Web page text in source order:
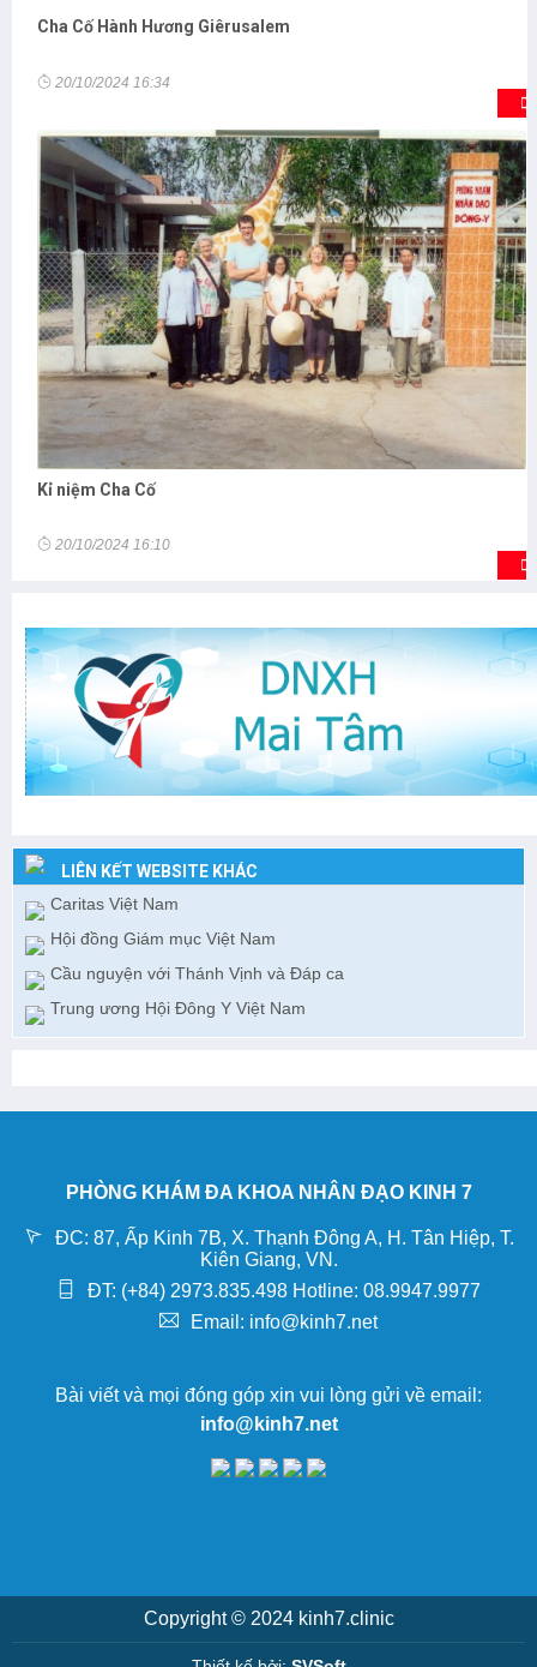
Cha Cố Hành Hương Giêrusalem
20/10/2024 16:34
Kỉ niệm Cha Cố
20/10/2024 16:10
LIÊN KẾT WEBSITE KHÁC
Caritas Việt Nam
Hội đồng Giám mục Việt Nam
Cầu nguyện với Thánh Vịnh và Đáp ca
Trung ương Hội Đông Y Việt Nam
PHÒNG KHÁM ĐA KHOA NHÂN ĐẠO KINH 7
ĐC: 87, Ấp Kinh 7B, X. Thạnh Đông A, H. Tân Hiệp, T.
Kiên Giang, VN.
ĐT: (+84) 2973.835.498 Hotline: 08.9947.9977
Email: info@kinh7.net
Bài viết và mọi đóng góp xin vui lòng gửi về email:
info@kinh7.net
Copyright © 2024 kinh7.clinic